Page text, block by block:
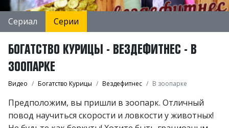
Сериал Серии
БОГАТСТВО КУРИЦЫ - ВЕЗДЕФИТНЕС - В
ЗООПАРКЕ
Видео Богатство Курицы Вездефитнес В зоопарке
Предположим, вы пришли в зоопарк. Отличный
повод научиться скорости и ловкости у животных!